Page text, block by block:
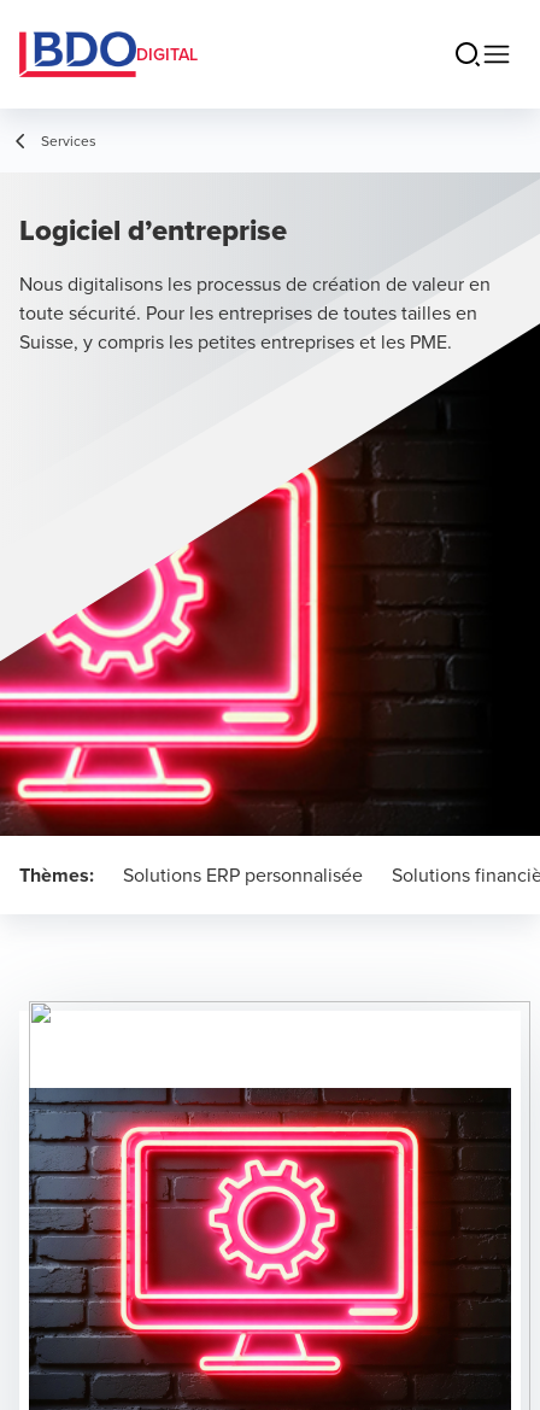
DIGITAL
Services
Logiciel d’entreprise
Nous digitalisons les processus de création de valeur en
toute sécurité. Pour les entreprises de toutes tailles en
Suisse, y compris les petites entreprises et les PME.
Thèmes: Solutions ERP personnalisée Solutions